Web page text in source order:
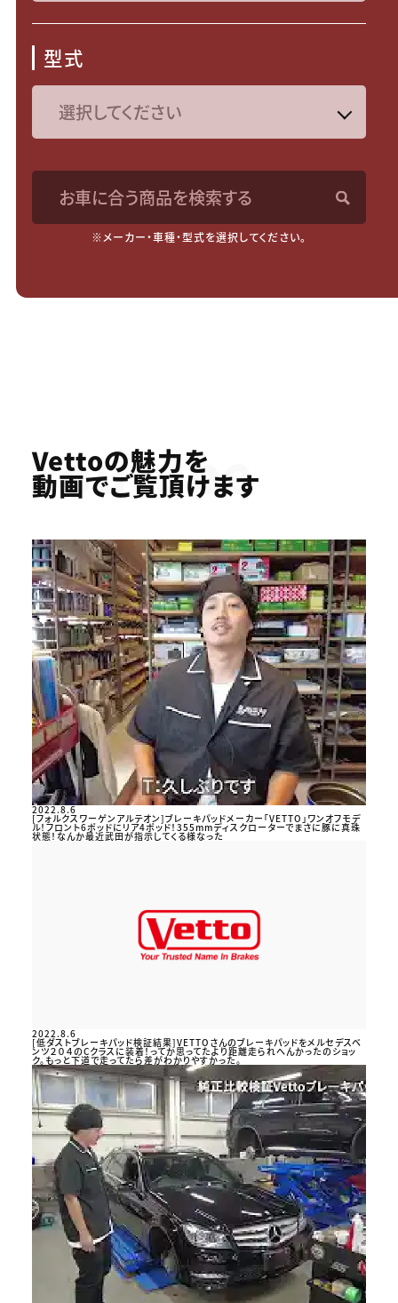
型式
お車に合う商品を検索する
※メーカー・車種・型式を選択してください。
Youtube
Vettoの魅力を
動画でご覧頂けます
2022.8.6
[フォルクスワーゲンアルテオン]ブレーキパッドメーカー「VETTO」ワンオフモデ
ル！フロント6ポッドにリア4ポッド！355mmディスクローターでまさに豚に真珠
状態！なんか最近武田が指示してくる様なった
2022.8.6
[低ダストブレーキパッド検証結果]VETTOさんのブレーキパッドをメルセデスベ
ンツ２０４のCクラスに装着！ってか思ってたより距離走られへんかったのショッ
ク。もっと下道で走ってたら差がわかりやすかった。